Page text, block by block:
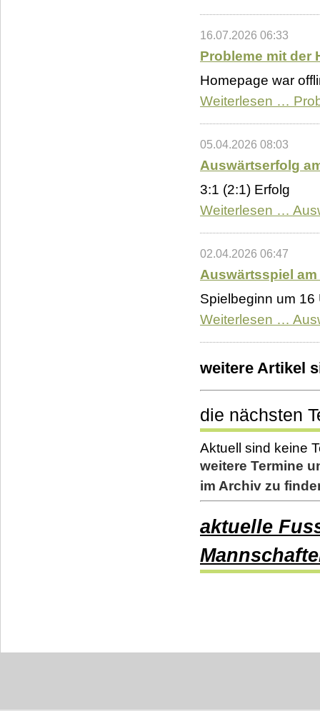
16.07.2026 06:33
Probleme mit der
Homepage war
Weiterlesen …
05.04.2026 08:03
Auswärtserfolg
3:1 (2:1) Erfolg
Weiterlesen …
02.04.2026 06:47
Auswärtsspiel
Spielbeginn um 16
Weiterlesen …
weitere Artikel
die nächsten
Aktuell sind keine
weitere Termine
im Archiv zu
aktuelle